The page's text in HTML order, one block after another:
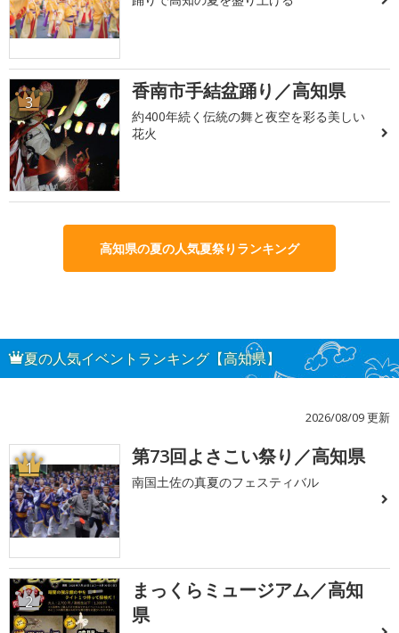
3 香南市手結盆踊り／高知県
約400年続く伝統の舞と夜空を彩る美しい
花火
高知県の夏の人気夏祭りランキング
夏の人気イベントランキング【高知県】
2026/08/09 更新
1 第73回よさこい祭り／高知県
南国土佐の真夏のフェスティバル
2
まっくらミュージアム／高知
県